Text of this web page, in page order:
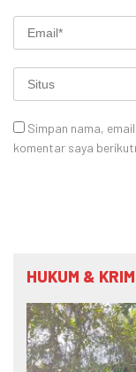
Simpan nama,
komentar saya
HUKUM &